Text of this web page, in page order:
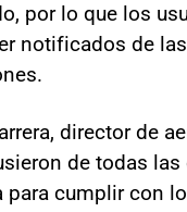
por lo que los
notificados de las
director de
de todas las
para cumplir con